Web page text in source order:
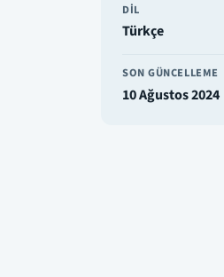
DIL
Türkçe
SON GÜNCELLEME
10 Ağustos 2024